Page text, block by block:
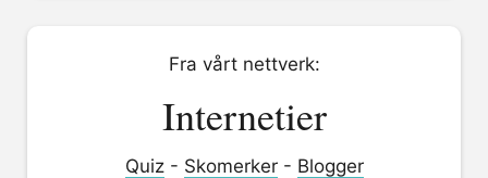
Fra vårt nettverk:
Internetier
Quiz- Skomerker- Blogger